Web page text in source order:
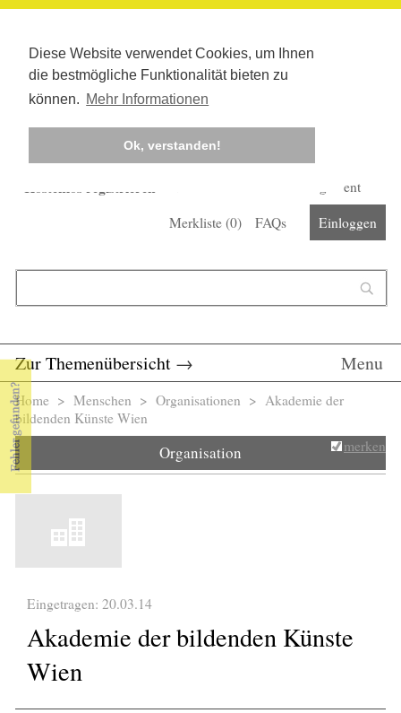
Diese Website verwendet Cookies, um Ihnen
die bestmögliche Funktionalität bieten zu
können. Mehr Informationen
Ok, verstanden!
Kostenlos registrieren
Corona-Management
Merkliste (0) FAQs Einloggen
Zur Themenübersicht → Menu
Sie sind hier
Home > Menschen > Organisationen > Akademie der
bildenden Künste Wien
Organisation merken
Eingetragen: 20.03.14
Akademie der bildenden Künste
Wien